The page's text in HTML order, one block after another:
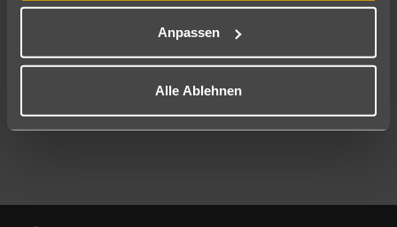
Anpassen
Alle Ablehnen
Mehr Filter anzeigen